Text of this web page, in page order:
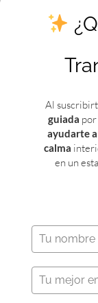
rogamos se
lo destruya
documentos
ningún uso
indebido de
No deseo
informativas
Autorizo al
informativas
productos o
correo
Al
guiada
ayudarte
calma
en un